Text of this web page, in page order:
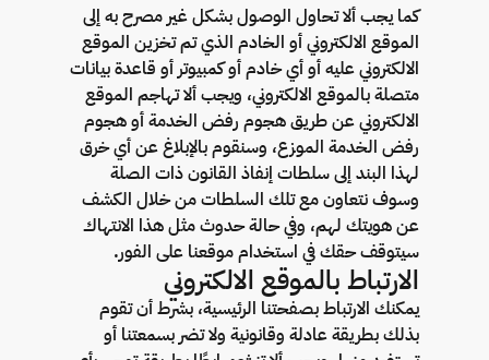
كما يجب ألا تحاول الوصول بشكل غير مصرح به إلى
الموقع الالكتروني أو الخادم الذي تم تخزين الموقع
الالكتروني عليه أو أي خادم أو كمبيوتر أو قاعدة بيانات
متصلة بالموقع الالكتروني، ويجب ألا تهاجم الموقع
الالكتروني عن طريق هجوم رفض الخدمة أو هجوم
رفض الخدمة الموزع، وسنقوم بالإبلاغ عن أي خرق
لهذا البند إلى سلطات إنفاذ القانون ذات الصلة
وسوف نتعاون مع تلك السلطات من خلال الكشف
عن هويتك لهم، وفي حالة حدوث مثل هذا الانتهاك
سيتوقف حقك في استخدام موقعنا على الفور.
الارتباط بالموقع الالكتروني
يمكنك الارتباط بصفحتنا الرئيسية، بشرط أن تقوم
بذلك بطريقة عادلة وقانونية ولا تضر بسمعتنا أو